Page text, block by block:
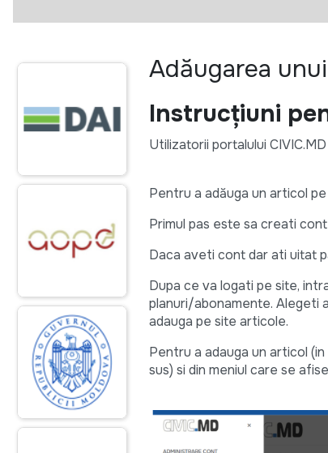
Adăugarea
Instrucțiuni
Utilizatorii portalului
Pentru a adăuga un articol
Primul pas este sa creati
Daca aveti cont dar ati uitat
Dupa ce va logati pe site,
planuri/abonamente. Alegeti
adauga pe site articole.
Pentru a adauga un articol
sus) si din meniul care se